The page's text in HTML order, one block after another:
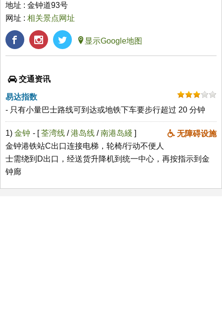
地址 : 金钟道93号
网址 : 相关景点网址
显示Google地图
交通资讯
易达指数
- 只有小量巴士路线可到达或地铁下车要步行超过 20 分钟
1) 金钟 无障碍设施
- [荃湾线 /港岛线 /南港岛綫 ]
金钟港铁站C出口连接电梯，轮椅/行动不便人
士需绕到D出口，经送货升降机到统一中心，再按指示到金
钟廊